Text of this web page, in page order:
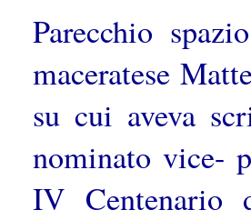
Parecchio
maceratese
su cui aveva
nominato vice-
IV Centenario